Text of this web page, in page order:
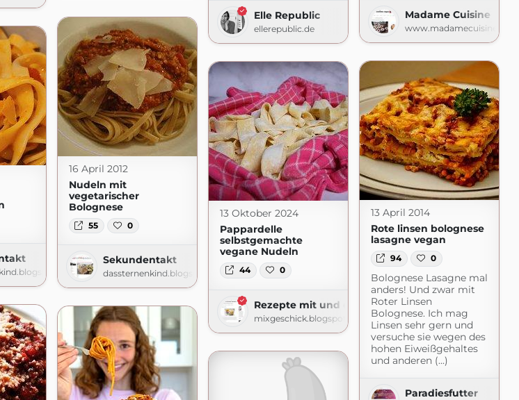
Madame Cuisine
www.madamecuisine.de
Elle Republic
ellerepublic.de
16 April 2012
Nudeln mit
vegetarischer
Bolognese
55 0
Sekundentakt
dassternenkind.blogspot.com
13 April 2014
Rote linsen bolognese
lasagne vegan
94 0
Bolognese Lasagne mal
anders! Und zwar mit
Roter Linsen
Bolognese. Ich mag
Linsen sehr gern und
versuche sie wegen des
hohen Eiweißgehaltes
und anderen (...)
Paradiesfutter
13 Oktober 2024
Pappardelle
selbstgemachte
vegane Nudeln
44 0
Rezepte mit und ohne Thermomix
mixgeschick.blogspot.com